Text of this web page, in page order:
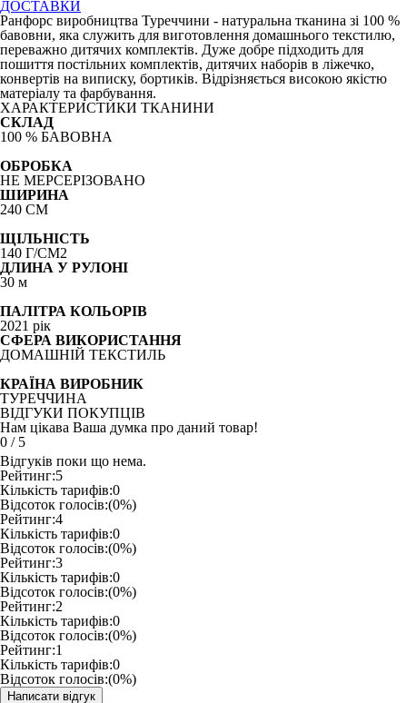
ДОСТАВКИ
Ранфорс виробництва Туреччини - натуральна тканина зі 100 %
бавовни, яка служить для виготовлення домашнього текстилю,
переважно дитячих комплектів. Дуже добре підходить для
пошиття постільних комплектів, дитячих наборів в ліжечко,
конвертів на виписку, бортиків. Відрізняється високою якістю
матеріалу та фарбування.
ХАРАКТЕРИСТИКИ ТКАНИНИ
СКЛАД
100 % БАВОВНА
ОБРОБКА
НЕ МЕРСЕРІЗОВАНО
ШИРИНА
240 СМ
ЩІЛЬНІСТЬ
140 Г/СМ2
ДЛИНА У РУЛОНІ
30 м
ПАЛІТРА КОЛЬОРІВ
2021 рік
СФЕРА ВИКОРИСТАННЯ
ДОМАШНІЙ ТЕКСТИЛЬ
КРАЇНА ВИРОБНИК
ТУРЕЧЧИНА
ВІДГУКИ ПОКУПЦІВ
Нам цікава Ваша думка про даний товар!
0 / 5
Відгуків поки що нема.
Рейтинг:5
Кількість тарифів:0
Відсоток голосів:(0%)
Рейтинг:4
Кількість тарифів:0
Відсоток голосів:(0%)
Рейтинг:3
Кількість тарифів:0
Відсоток голосів:(0%)
Рейтинг:2
Кількість тарифів:0
Відсоток голосів:(0%)
Рейтинг:1
Кількість тарифів:0
Відсоток голосів:(0%)